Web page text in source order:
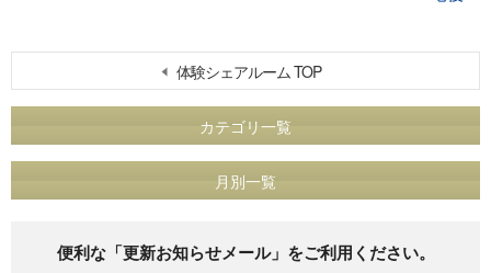
体験シェアルーム TOP
カテゴリ一覧
月別一覧
便利な「更新お知らせメール」をご利用ください。